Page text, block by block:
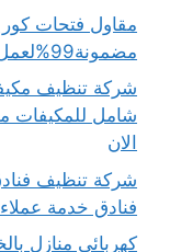
مضمونة99%لعمل فتحات بالكور اتصل بنا الان
الان
فنادق خدمة عملاء 24ساعة